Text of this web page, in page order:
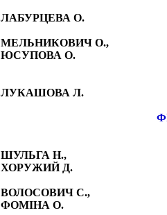
ЛАБУРЦЕВА О.
МЕЛЬНИКОВИЧ О.,
ЮСУПОВА О.
ЛУКАШОВА Л.
ШУЛЬГА Н.,
ХОРУЖИЙ Д.
ВОЛОСОВИЧ С.,
ФОМІНА О.